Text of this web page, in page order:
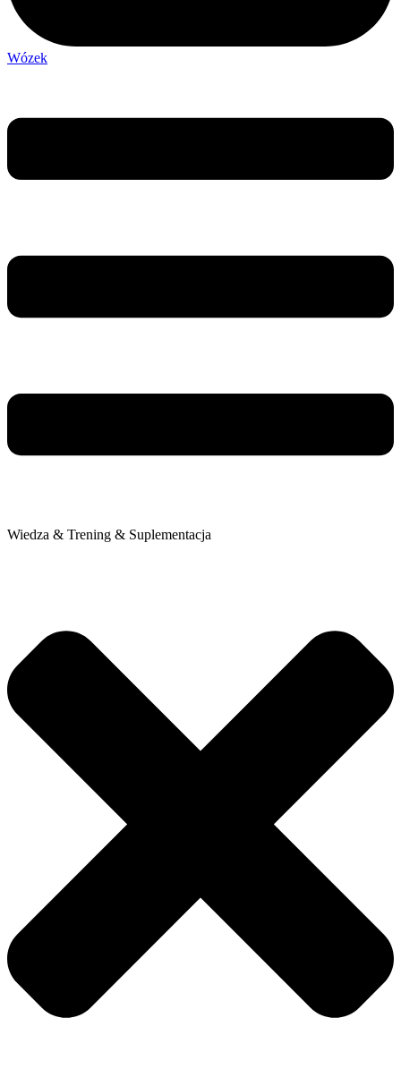
Wózek
Wiedza & Trening & Suplementacja